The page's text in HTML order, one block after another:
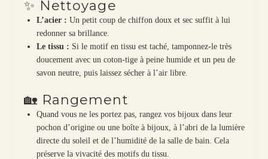
✨ Nettoyage
L’acier : Un petit coup de chiffon doux et sec suffit à lui
redonner sa brillance.
Le tissu : Si le motif en tissu est taché, tamponnez-le très
doucement avec un coton-tige à peine humide et un peu de
savon neutre, puis laissez sécher à l’air libre.
🏡 Rangement
Quand vous ne les portez pas, rangez vos bijoux dans leur
pochon d’origine ou une boîte à bijoux, à l’abri de la lumière
directe du soleil et de l’humidité de la salle de bain. Cela
préserve la vivacité des motifs du tissu.